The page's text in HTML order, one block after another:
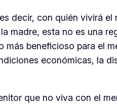
decir, con quién vivirá el
madre, esta no es una
beneficioso para el
económicas, la
que no viva con el